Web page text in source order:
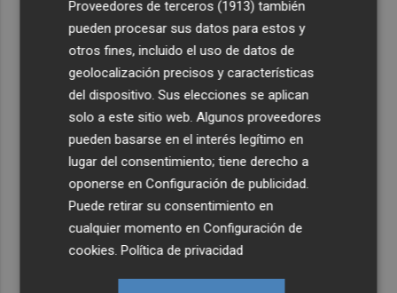
Proveedores de terceros (1913) también
pueden procesar sus datos para estos y
otros fines, incluido el uso de datos de
geolocalización precisos y características
del dispositivo. Sus elecciones se aplican
solo a este sitio web. Algunos proveedores
pueden basarse en el interés legítimo en
lugar del consentimiento; tiene derecho a
oponerse enConfiguración de publicidad
Puede retirar su consentimiento en
cualquier momento enConfiguración de
cookies .Política de privacidad